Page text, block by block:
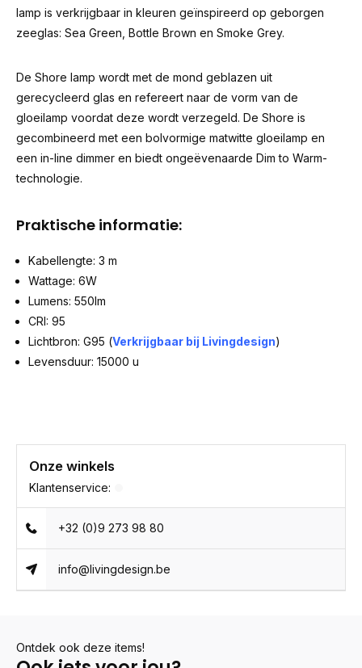
lamp is verkrijgbaar in kleuren geïnspireerd op geborgen
zeeglas: Sea Green, Bottle Brown en Smoke Grey.
De Shore lamp wordt met de mond geblazen uit
gerecycleerd glas en refereert naar de vorm van de
gloeilamp voordat deze wordt verzegeld. De Shore is
gecombineerd met een bolvormige matwitte gloeilamp en
een in-line dimmer en biedt ongeëvenaarde Dim to Warm-
technologie.
Praktische informatie:
Kabellengte: 3 m
Wattage: 6W
Lumens: 550lm
CRI: 95
Lichtbron: G95 (Verkrijgbaar bij Livingdesign)
Levensduur: 15000 u
Onze winkels
Klantenservice:
+32 (0)9 273 98 80
info@livingdesign.be
Ontdek ook deze items!